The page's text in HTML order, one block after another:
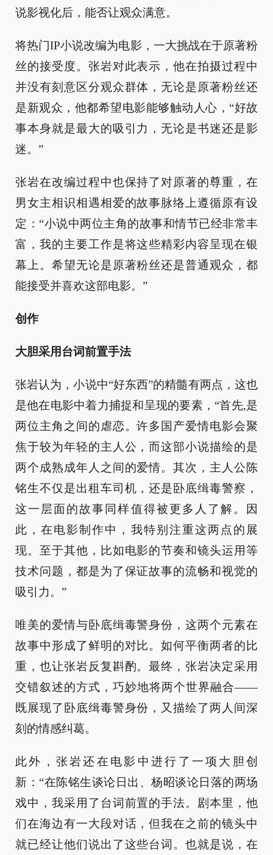
说影视化后，能否让观众满意。
将热门IP小说改编为电影，一大挑战在于原著粉
丝的接受度。张岩对此表示，他在拍摄过程中
并没有刻意区分观众群体，无论是原著粉丝还
是新观众，他都希望电影能够触动人心，“好故
事本身就是最大的吸引力，无论是书迷还是影
迷。”
张岩在改编过程中也保持了对原著的尊重，在
男女主相识相遇相爱的故事脉络上遵循原有设
定：“小说中两位主角的故事和情节已经非常丰
富，我的主要工作是将这些精彩内容呈现在银
幕上。希望无论是原著粉丝还是普通观众，都
能接受并喜欢这部电影。”
创作
大胆采用台词前置手法
张岩认为，小说中“好东西”的精髓有两点，这也
是他在电影中着力捕捉和呈现的要素，“首先,是
两位主角之间的虐恋。许多国产爱情电影会聚
焦于较为年轻的主人公，而这部小说描绘的是
两个成熟成年人之间的爱情。其次，主人公陈
铭生不仅是出租车司机，还是卧底缉毒警察，
这一层面的故事同样值得被更多人了解。因
此，在电影制作中，我特别注重这两点的展
现。至于其他，比如电影的节奏和镜头运用等
技术问题，都是为了保证故事的流畅和视觉的
吸引力。”
唯美的爱情与卧底缉毒警身份，这两个元素在
故事中形成了鲜明的对比。如何平衡两者的比
重，也让张岩反复斟酌。最终，张岩决定采用
交错叙述的方式，巧妙地将两个世界融合——
既展现了卧底缉毒警身份，又描绘了两人间深
刻的情感纠葛。
此外，张岩还在电影中进行了一项大胆创
新：“在陈铭生谈论日出、杨昭谈论日落的两场
戏中，我采用了台词前置的手法。剧本里，他
们在海边有一大段对话，但我在之前的镜头中
就已经让他们说出了这些台词。也就是说，在